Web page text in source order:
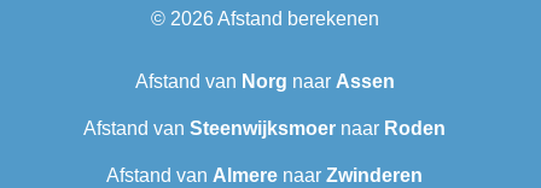
© 2026Afstand berekenen
Afstand van Norg naar Assen
Afstand van Steenwijksmoer naar Roden
Afstand van Almere naar Zwinderen